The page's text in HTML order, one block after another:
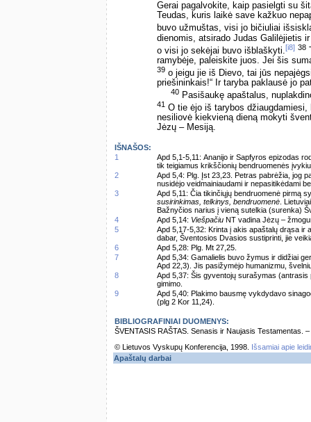
Gerai pagalvokite, kaip pasielgti su
Teudas, kuris laikė save kažkuo
buvo užmuštas, visi jo bičiuliai
dienomis, atsirado Judas Galilėjietis
o visi jo sekėjai buvo išblaškyti. [i8] 38
ramybėje, paleiskite juos. Jei šis
39 o jeigu jie iš Dievo, tai jūs
priešininkais!“ Ir taryba paklausė jo
40 Pasišaukę apaštalus,
41 O tie ėjo iš tarybos
nesiliovė kiekvieną dieną mokyti
Jėzų – Mesiją.
IŠNAŠOS:
1
Apd 5,1-5,11: Ananijo ir Sapfyros epizodas
tik teigiamus krikščionių bendruomenės
2
Apd 5,4: Plg. Įst 23,23. Petras pabrėžia, jog
nusidėjo veidmainiaudami ir nepasitikėdami
3
Apd 5,11: Čia tikinčiųjų bendruomenė pirmą
susirinkimas, telkinys, bendruomenė .
Bažnyčios narius į vieną sutelkia (surenka)
4
Apd 5,14: Viešpačiu NT vadina Jėzų –
5
Apd 5,17-5,32: Krinta į akis apaštalų drąsa ir
dabar, Šventosios Dvasios sustiprinti, jie
6
Apd 5,28: Plg. Mt 27,25.
7
Apd 5,34: Gamalielis buvo žymus ir didžiai
Apd 22,3). Jis pasižymėjo humanizmu,
8
Apd 5,37: Šis gyventojų surašymas
gimimo.
9
Apd 5,40: Plakimo bausmę vykdydavo
(plg 2 Kor 11,24).
BIBLIOGRAFINIAI DUOMENYS:
ŠVENTASIS RAŠTAS. Senasis ir Naujasis Testamentas.
© Lietuvos Vyskupų Konferencija, 1998.
Išsamiai apie
Apaštalų darbai